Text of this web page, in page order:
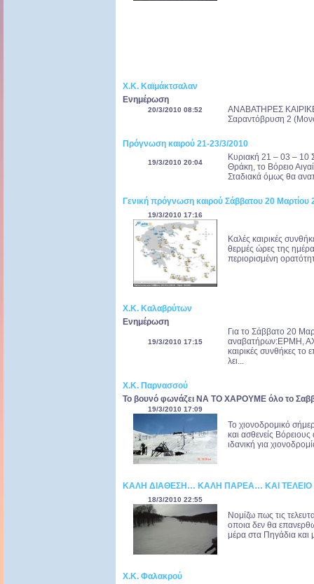
Χ.Κ. Καϊμάκτσαλαν
Ενημέρωση
20/3/2010 08:52
ΑΝΑΒΑΤΗΡΕΣ
Σαραντόβρυση 2
Πρόγνωση καιρού 21-23/3/2010
19/3/2010 20:04
Kυριακή 21 – 03 – 10
Θράκη, το Βόρειο
Σταδιακά όμως θα
Γενική πρόγνωση καιρού Σάββατου 20 Μαρτίου
19/3/2010 17:16
Καλές καιρικές
θερμές ώρες της
περιορισμένη
Χ.Κ. Καλαβρύτων
Ενημέρωση
19/3/2010 17:15
Για το Σάββατο 20
αναβατήρων:ΕΡΜΗ,
καιρικές συνθήκες το
λει...
Χ.Κ. Παρνασσού
To βουνό φωνάζει ΝΑ ΤΟ ΧΑΡΟΥΜΕ όλο το
19/3/2010 17:09
Το χιονοδρομικό
και ασθενείς
ιδανική για
ΚΑΛΗ ΔΙΑΘΕΣΗ… ΚΑΛΗ ΠΑΡΕΑ… ΚΑΙ ΤΕΛΕΙΟ
18/3/2010 22:55
Νομίζω πως τις
οποια δεν θα
μέρα στα Πηγάδια και
Χ.Κ. Φαλακρού